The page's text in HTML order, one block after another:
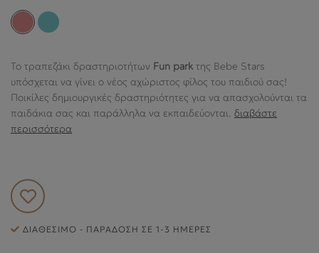
ABOUT US
ΠΛΗΡΟΦΟΡΙΕΣ
Το τραπεζάκι δραστηριοτήτων Fun park της Bebe Stars
υπόσχεται να γίνει ο νέος αχώριστος φίλος του παιδιού σας!
Ποικίλες δημιουργικές δραστηριότητες για να απασχολούνται τα
παιδάκια σας και παράλληλα να εκπαιδεύονται. διαβάστε
περισσότερα
ΔΙΑΘΈΣΙΜΟ - ΠΑΡΆΔΟΣΗ ΣΕ 1-3 ΗΜΈΡΕΣ